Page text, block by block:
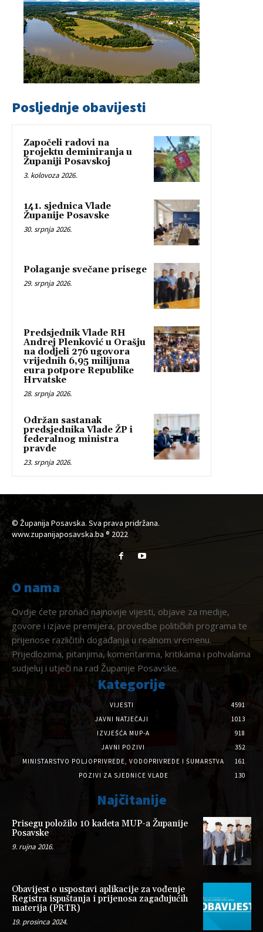
Posljednje obavijesti
Započeli radovi na
projektu deminiranja u
Županiji Posavskoj
3. kolovoza 2026.
141. sjednica Vlade
Županije Posavske
30. srpnja 2026.
Polaganje svečane prisege
29. srpnja 2026.
Predsjednik Vlade RH
Andrej Plenković u Orašju
na dodjeli 276 ugovora
vrijednih 6,95 milijuna
eura potpore Republike
Hrvatske
28. srpnja 2026.
Održan sastanak
predsjednika Vlade ŽP i
federalnog ministra
pravde
23. srpnja 2026.
© Županija Posavska. Sva prava pridržana.
www.zupanijaposavska.ba ® 2022
O nama
Ovdje ćete pronaći najnovije vijesti, objave za medije,
govore i izjave premijera, provedbe političkih programa te
prijenose različitih događanja u realnom vremenu.
Prijedlozima, pitanjima, komentarima, kritikama i pohvalama
sudjeluj i utječi na rad Županije Posavske.
Kategorije
VIJESTI
4591
JAVNI NATJEČAJI
1013
IZVJEŠĆA MUP-A
918
JAVNI POZIVI
352
MINISTARSTVO POLJOPRIVREDE, VODOPRIVREDE I ŠUMARSTVA
161
POZIVI ZA SJEDNICE VLADE
130
Najčitanije
Prisegu položilo 10 kadeta MUP-a Županije
Posavske
9. rujna 2016.
Obavijest o uspostavi aplikacije za vođenje
Registra ispuštanja i prijenosa zagađujućih
materija (PRTR)
19. prosinca 2024.